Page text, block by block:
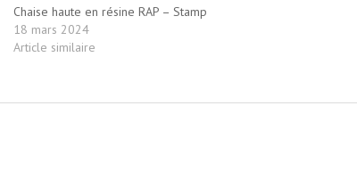
Chaise haute en résine RAP – Stamp
18 mars 2024
Article similaire